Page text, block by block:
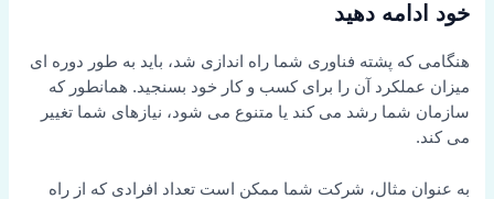
خود ادامه دهید
هنگامی که پشته فناوری شما راه اندازی شد، باید به طور دوره ای
میزان عملکرد آن را برای کسب و کار خود بسنجید. همانطور که
سازمان شما رشد می کند یا متنوع می شود، نیازهای شما تغییر
می کند.
به عنوان مثال، شرکت شما ممکن است تعداد افرادی که از راه